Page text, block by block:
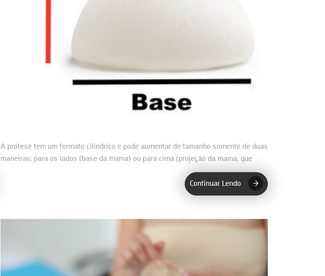
A prótese tem um formato cilíndrico e pode aumentar de tamanho somente de duas
maneiras: para os lados (base da mama) ou para cima (projeção da mama, que
Continuar Lendo